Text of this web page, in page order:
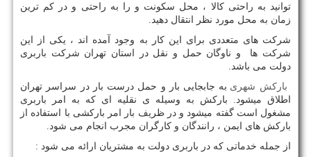
توانید به راحتی کالا ، محل سکونت و را به راحتی و در کم ترین
زمان به محل مورد نظر انتقال دهید.
شرکت های متعددی برای این کار به وجود آمده اند ، یکی از این
شرکت ها و ناوگان حمل و نقل در استان تهران شرکت باربری
دولت می باشد.
بارکش شهری به جابجایی بار و حمل درست بار در سراسر تهران
اطلاق میشود. بارکش به وسیله ی نقلیه ای که به امر باربری
مشغول است گفته میشود و در ظریف بار امر بارکشی با استفاده از
بارکش های ایمن ، رانندگان و کارگران مجرب انجام می شود.
از جمله خدماتی که در باربری دولت به مشتریان ارائه می شود :